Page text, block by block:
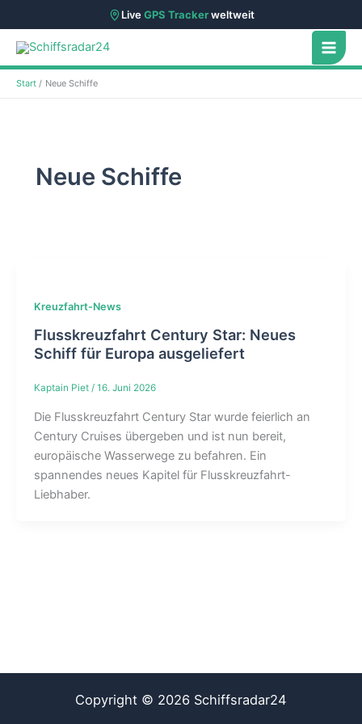
LiveGPS Trackerweltweit
Zum
Inhalt
springen
Start Neue Schiffe
Neue Schiffe
Kreuzfahrt-News
Flusskreuzfahrt Century Star: Neues
Schiff für Europa ausgeliefert
Kaptain Piet / 16. Juni 2026
Die Flusskreuzfahrt Century Star wurde feierlich an
Century Cruises übergeben und ist nun bereit,
europäische Wasserwege zu befahren. Ein
spannendes neues Kapitel für Flusskreuzfahrt-
Liebhaber.
Copyright © 2026 Schiffsradar24